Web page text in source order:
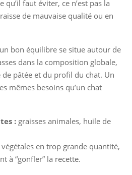
qu’il faut éviter, ce n’est pas la
de mauvaise qualité ou en
bon équilibre se situe autour de
dans la composition globale,
pâtée et du profil du chat. Un
mêmes besoins qu’un chat
: graisses animales, huile de
en trop grande quantité,
à “gonfler” la recette.